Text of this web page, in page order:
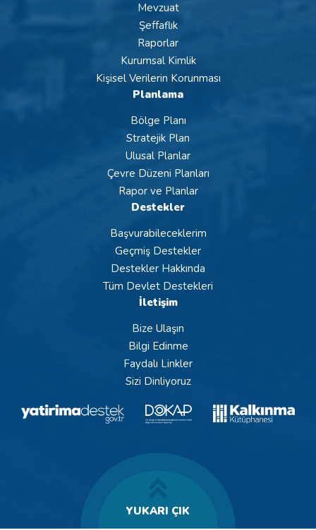
Mevzuat
Şeffaflık
Raporlar
Kurumsal Kimlik
Kişisel Verilerin Korunması
Planlama
Bölge Planı
Stratejik Plan
Ulusal Planlar
Çevre Düzeni Planları
Rapor ve Planlar
Destekler
Başvurabileceklerim
Geçmiş Destekler
Destekler Hakkında
Tüm Devlet Destekleri
İletişim
Bize Ulaşın
Bilgi Edinme
Faydalı Linkler
Sizi Dinliyoruz
YUKARI ÇIK